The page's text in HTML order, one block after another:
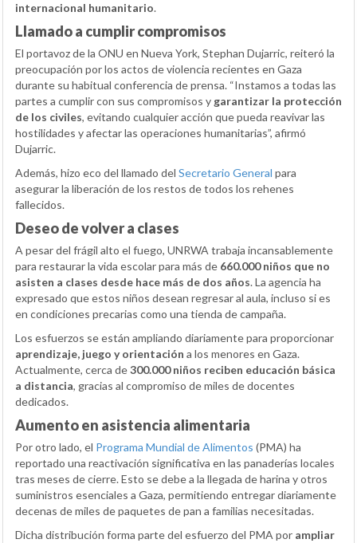
internacional humanitario.
Llamado a cumplir compromisos
El portavoz de la ONU en Nueva York, Stephan Dujarric, reiteró la
preocupación por los actos de violencia recientes en Gaza
durante su habitual conferencia de prensa. “Instamos a todas las
partes a cumplir con sus compromisos y garantizar la protección
de los civiles, evitando cualquier acción que pueda reavivar las
hostilidades y afectar las operaciones humanitarias”, afirmó
Dujarric.
Además, hizo eco del llamado del Secretario General para
asegurar la liberación de los restos de todos los rehenes
fallecidos.
Deseo de volver a clases
A pesar del frágil alto el fuego, UNRWA trabaja incansablemente
para restaurar la vida escolar para más de 660.000 niños que no
asisten a clases desde hace más de dos años. La agencia ha
expresado que estos niños desean regresar al aula, incluso si es
en condiciones precarias como una tienda de campaña.
Los esfuerzos se están ampliando diariamente para proporcionar
aprendizaje, juego y orientación a los menores en Gaza.
Actualmente, cerca de300.000 niños reciben educación básica
a distancia, gracias al compromiso de miles de docentes
dedicados.
Aumento en asistencia alimentaria
Por otro lado, el Programa Mundial de Alimentos (PMA) ha
reportado una reactivación significativa en las panaderías locales
tras meses de cierre. Esto se debe a la llegada de harina y otros
suministros esenciales a Gaza, permitiendo entregar diariamente
decenas de miles de paquetes de pan a familias necesitadas.
Dicha distribución forma parte del esfuerzo del PMA por ampliar